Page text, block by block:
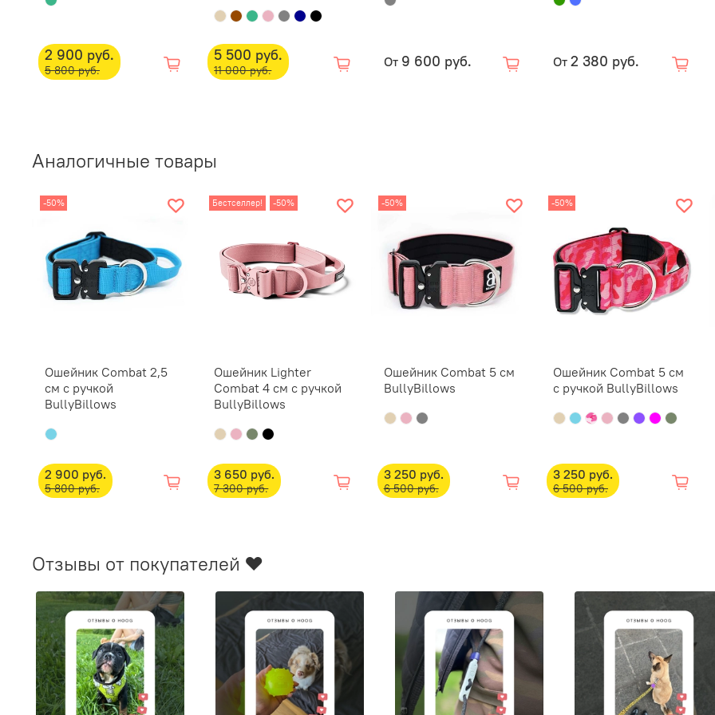
Ширина
Вес —
M — 43
L — 44 -
даже
моющее
2.
время
3.
2 900 руб.
5 800 руб.
5 500 руб.
11 000 руб.
От 9 600 руб. От 2 380 руб.
Аналогичные товары
-50%
Ошейник Combat 2,5
см с ручкой
BullyBillows
2 900 руб.
5 800 руб.
Бестселлер! -50%
Ошейник Lighter
Combat 4 см с ручкой
BullyBillows
3 650 руб.
7 300 руб.
-50%
Ошейник Combat 5 см
BullyBillows
3 250 руб.
6 500 руб.
-50%
Ошейник Combat 5 см
с ручкой BullyBillows
3 250 руб.
6 500 руб.
Отзывы от покупателей ❤️